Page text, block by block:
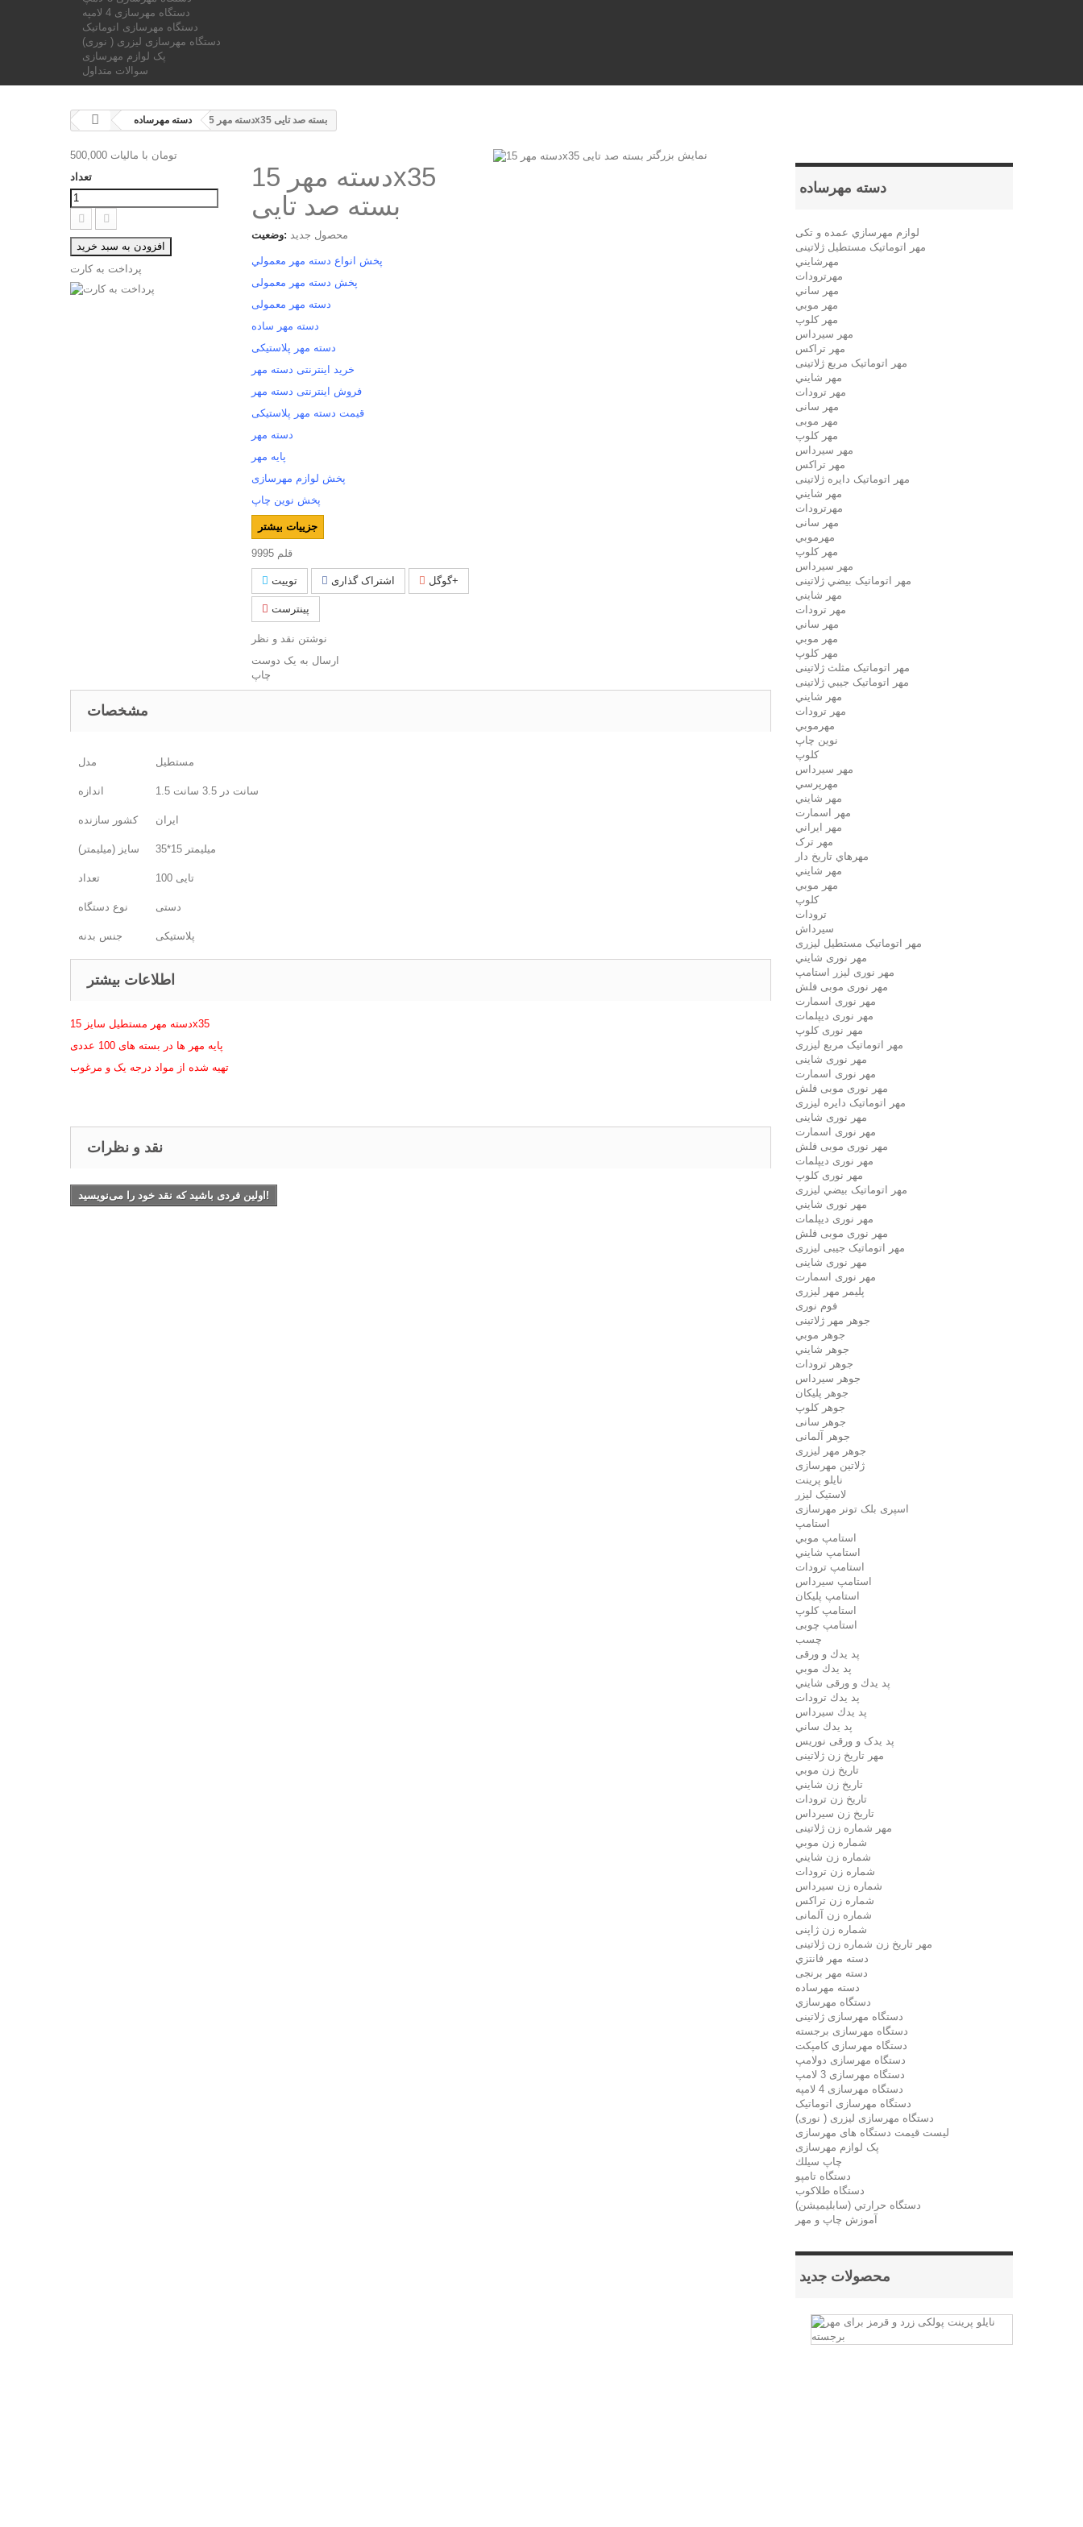
دستگاه مهرسازی 4 لامپه
دستگاه مهرسازی اتوماتیک
دستگاه مهرسازی لیزری ( نوری)
پک لوازم مهرسازی
سوالات متداول
دسته مهرساده دسته مهر 15x35 بسته صد تایی
دسته مهرساده
لوازم مهرسازي عمده و تکی
مهر اتوماتیک مستطيل ژلاتینی
مهرشايني
مهرترودات
مهر ساني
مهر موبي
مهر كلوپ
مهر سيرداس
مهر تراکس
مهر اتوماتیک مربع ژلاتینی
مهر شايني
مهر ترودات
مهر سانی
مهر موبی
مهر كلوپ
مهر سيرداس
مهر تراکس
مهر اتوماتیک دايره ژلاتینی
مهر شايني
مهرترودات
مهر سانی
مهرموبي
مهر كلوپ
مهر سيرداس
مهر اتوماتیک بيضي ژلاتینی
مهر شايني
مهر ترودات
مهر ساني
مهر موبي
مهر كلوپ
مهر اتوماتیک مثلث ژلاتینی
مهر اتوماتیک جيبي ژلاتینی
مهر شايني
مهر ترودات
مهرموبي
نوين چاپ
کلوپ
مهر سيرداس
مهرپرسي
مهر شايني
مهر اسمارت
مهر ايراني
مهر ترک
مهرهاي تاريخ دار
مهر شايني
مهر موبي
کلوپ
ترودات
سیرداش
مهر اتوماتیک مستطیل لیزری
مهر نوری شايني
مهر نوری لیزر استامپ
مهر نوری موبی فلش
مهر نوری اسمارت
مهر نوری ديپلمات
مهر نوری کلوپ
مهر اتوماتیک مربع لیزری
مهر نوری شاینی
مهر نوری اسمارت
مهر نوری موبی فلش
مهر اتوماتیک دايره لیزری
مهر نوری شاینی
مهر نوری اسمارت
مهر نوری موبی فلش
مهر نوری دیپلمات
مهر نوری کلوپ
مهر اتوماتیک بيضي لیزری
مهر نوری شايني
مهر نوری دیپلمات
مهر نوری موبی فلش
مهر اتوماتیک جیبی لیزری
مهر نوری شاینی
مهر نوری اسمارت
پلیمر مهر لیزری
فوم نوری
جوهر مهر ژلاتینی
جوهر موبي
جوهر شايني
جوهر ترودات
جوهر سيرداس
جوهر پلیکان
جوهر کلوپ
جوهر سانی
جوهر آلمانی
جوهر مهر لیزری
ژلاتين مهرسازی
نایلو پرینت
لاستیک لیزر
اسپری بلک تونر مهرسازی
استامپ
استامپ موبي
استامپ شايني
استامپ ترودات
استامپ سيرداس
استامپ پلیکان
استامپ کلوپ
استامپ چوبی
چسب
پد يدك و ورقی
پد يدك موبي
پد يدك و ورقی شايني
پد يدك ترودات
پد يدك سيرداس
پد يدك ساني
پد یدک و ورقی نوریس
مهر تاريخ زن ژلاتینی
تاريخ زن موبي
تاريخ زن شايني
تاريخ زن ترودات
تاريخ زن سيرداس
مهر شماره زن ژلاتینی
شماره زن موبي
شماره زن شايني
شماره زن ترودات
شماره زن سيرداس
شماره زن تراکس
شماره زن آلمانی
شماره زن ژاپنی
مهر تاریخ زن شماره زن ژلاتینی
دسته مهر فانتزي
دسته مهر برنجی
دسته مهرساده
دستگاه مهرسازي
دستگاه مهرسازی ژلاتینی
دستگاه مهرسازی برجسته
دستگاه مهرسازی کامپکت
دستگاه مهرسازی دولامپ
دستگاه مهرسازی 3 لامپ
دستگاه مهرسازی 4 لامپه
دستگاه مهرسازی اتوماتیک
دستگاه مهرسازی لیزری ( نوری)
لیست قیمت دستگاه های مهرسازی
پک لوازم مهرسازی
چاپ سيلك
دستگاه تامپو
دستگاه طلاکوب
دستگاه حرارتي (سابليميشن)
آموزش چاپ و مهر
محصولات جدید
نایلو
پرینت
پولکی
نمایش بزرگتر
دسته مهر 15x35
بسته صد تایی
وضعیت: محصول جدید
پخش انواع دسته مهر معمولي
پخش دسته مهر معمولی
دسته مهر معمولی
دسته مهر ساده
دسته مهر پلاستیکی
خرید اینترنتی دسته مهر
فروش اینترنتی دسته مهر
قیمت دسته مهر پلاستیکی
دسته مهر
پایه مهر
پخش لوازم مهرسازی
پخش نوین چاپ
جزییات بیشتر
9995 قلم
توییت اشتراک گذاری گوگل+
پینترست
نوشتن نقد و نظر
ارسال به یک دوست
چاپ
500,000 تومان با ماليات
تعداد
افزودن به سبد خرید
پرداخت به کارت
مشخصات
مدل مستطیل
اندازه 1.5 سانت در 3.5 سانت
کشور سازنده ایران
سایز (میلیمتر) 35*15 میلیمتر
تعداد 100 تایی
نوع دستگاه دستی
جنس بدنه پلاستیکی
اطلاعات بیشتر
دسته مهر مستطیل سایز 15x35
پایه مهر ها در بسته های 100 عددی
تهیه شده از مواد درجه یک و مرغوب
نقد و نظرات
اولین فردی باشید که نقد خود را می‌نویسید!